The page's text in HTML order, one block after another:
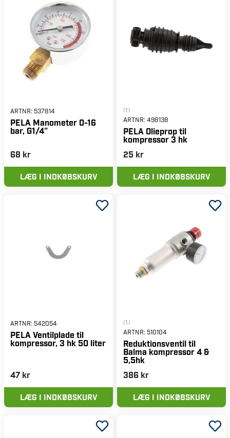
ARTNR: 537814
PELA Manometer 0-16
bar, G1/4"
68 kr
LÆG I INDKØBSKURV
(1)
ARTNR: 498138
PELA Olieprop til
kompressor 3 hk
25 kr
LÆG I INDKØBSKURV
ARTNR: 542054
PELA Ventilplade til
kompressor, 3 hk 50 liter
47 kr
LÆG I INDKØBSKURV
(1)
ARTNR: 510104
Reduktionsventil til
Balma kompressor 4 &
5,5hk
386 kr
LÆG I INDKØBSKURV